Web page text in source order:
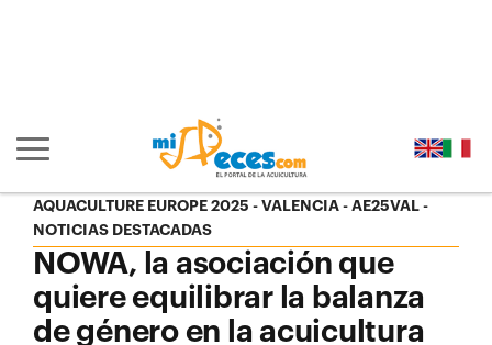
Mostrar/ocultar navegación principal
AQUACULTURE EUROPE 2025 - VALENCIA
AE25VAL -
NOTICIAS DESTACADAS
NOWA, la asociación que
quiere equilibrar la balanza
de género en la acuicultura